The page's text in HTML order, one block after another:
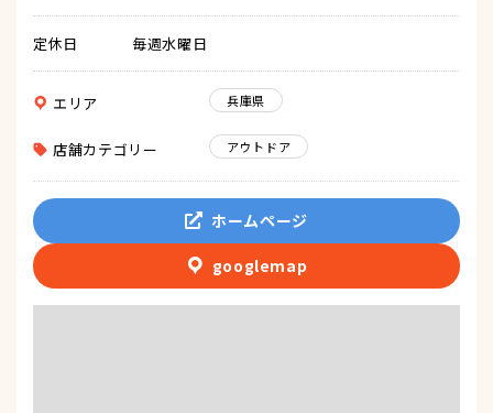
定休日 毎週水曜日
エリア 兵庫県
店舗カテゴリー アウトドア
ホームページ
googlemap